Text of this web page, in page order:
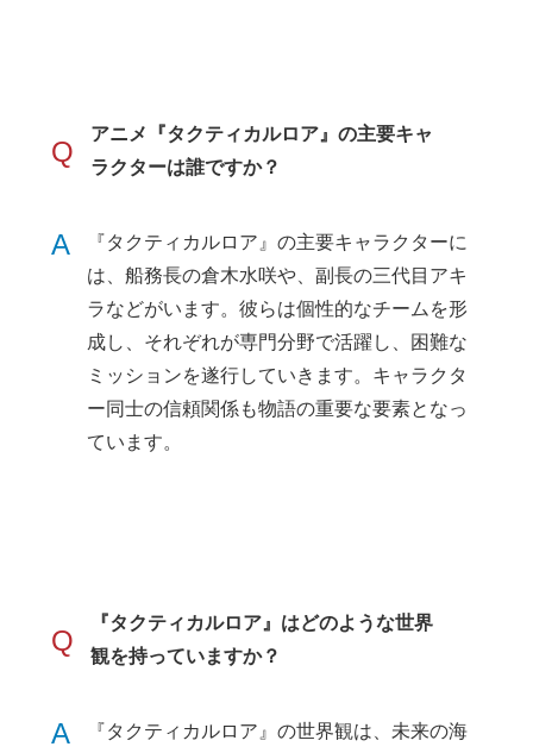
Q
アニメ『タクティカルロア』の主要キャ
ラクターは誰ですか？
A
『タクティカルロア』の主要キャラクターに
は、船務長の倉木水咲や、副長の三代目アキ
ラなどがいます。彼らは個性的なチームを形
成し、それぞれが専門分野で活躍し、困難な
ミッションを遂行していきます。キャラクタ
ー同士の信頼関係も物語の重要な要素となっ
ています。
Q
『タクティカルロア』はどのような世界
観を持っていますか？
A
『タクティカルロア』の世界観は、未来の海